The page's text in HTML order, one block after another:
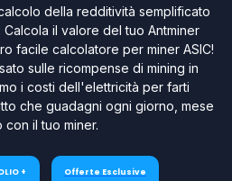
della redditività semplificato
il valore del tuo Antminer
facile calcolatore per miner ASIC!
sulle ricompense di mining in
i costi dell'elettricità per farti
che guadagni ogni giorno, mese
con il tuo miner.
+ Offerte Esclusive